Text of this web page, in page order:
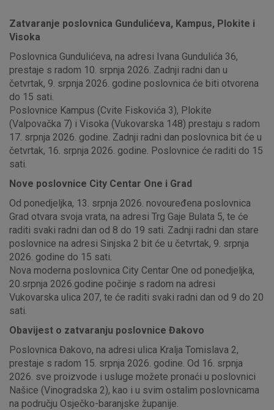
Zatvaranje poslovnica Gundulićeva, Kampus, Plokite i
Visoka
Poslovnica Gundulićeva, na adresi Ivana Gundulića 36,
prestaje s radom 10. srpnja 2026. Zadnji radni dan u
četvrtak, 9. srpnja 2026. godine poslovnica će biti otvorena
do 15 sati.
Poslovnice Kampus (Cvite Fiskovića 3), Plokite
(Valpovačka 7) i Visoka (Vukovarska 148) prestaju s radom
17. srpnja 2026. godine. Zadnji radni dan poslovnica bit će u
četvrtak, 16. srpnja 2026. godine. Poslovnice će raditi do 15
sati.
Nove poslovnice City Centar One i Grad
Od ponedjeljka, 13. srpnja 2026. novouređena poslovnica
Grad otvara svoja vrata, na adresi Trg Gaje Bulata 5, te će
raditi svaki radni dan od 8 do 19 sati. Zadnji radni dan stare
poslovnice na adresi Sinjska 2 bit će u četvrtak, 9. srpnja
2026. godine do 15 sati.
Nova moderna poslovnica City Centar One od ponedjeljka,
20.srpnja 2026.godine počinje s radom na adresi
Vukovarska ulica 207, te će raditi svaki radni dan od 9 do 20
sati.
Obavijest o zatvaranju poslovnice Đakovo
Poslovnica Đakovo, na adresi ulica Kralja Tomislava 2,
prestaje s radom 15. srpnja 2026. godine. Od 16. srpnja
2026. sve proizvode i usluge možete pronaći u poslovnici
Našice (Vinogradska 2), kao i u svim ostalim poslovnicama
na području Osječko-baranjske županije.